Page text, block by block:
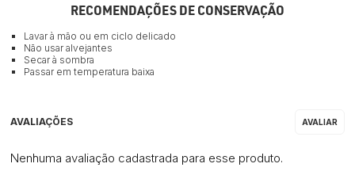
RECOMENDAÇÕES DE CONSERVAÇÃO
Lavar à mão ou em ciclo delicado
Não usar alvejantes
Secar à sombra
Passar em temperatura baixa
Nenhuma avaliação cadastrada para esse produto.